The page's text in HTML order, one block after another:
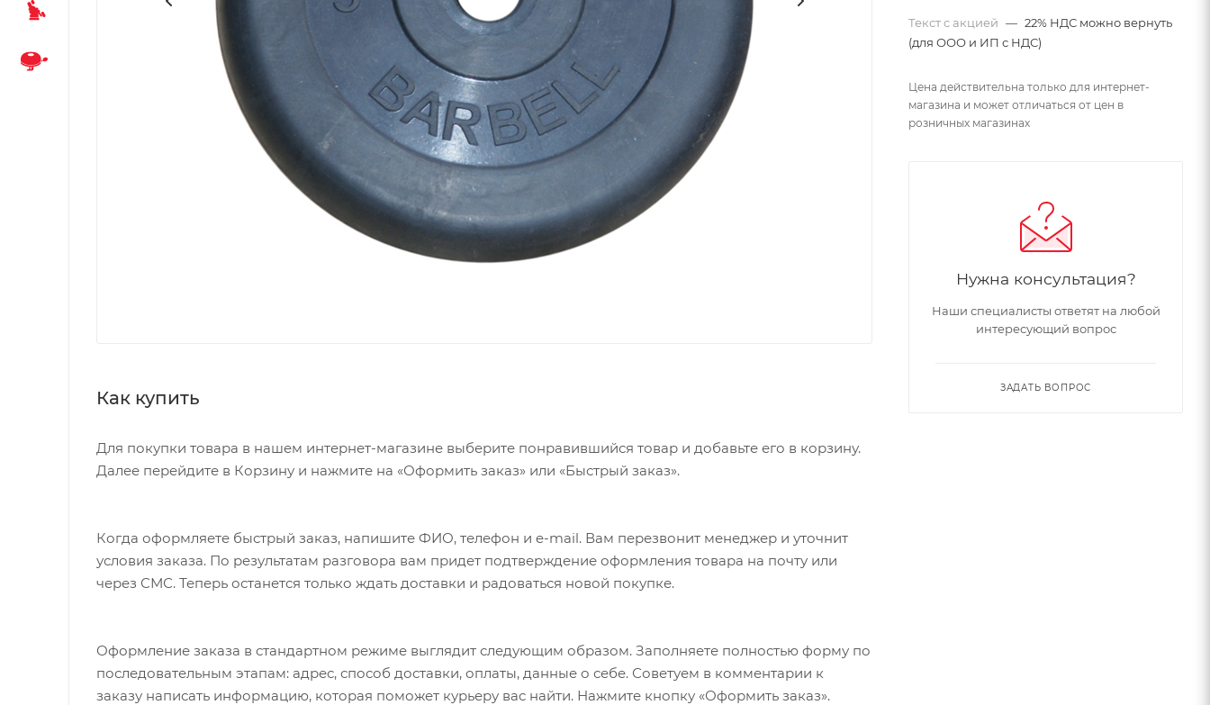
Как купить
Для покупки товара в нашем интернет-магазине выберите понравившийся товар и добавьте его в корзину.
Далее перейдите в Корзину и нажмите на «Оформить заказ» или «Быстрый заказ».
Когда оформляете быстрый заказ, напишите ФИО, телефон и e-mail. Вам перезвонит менеджер и уточнит
условия заказа. По результатам разговора вам придет подтверждение оформления товара на почту или
через СМС. Теперь останется только ждать доставки и радоваться новой покупке.
Оформление заказа в стандартном режиме выглядит следующим образом. Заполняете полностью форму по
последовательным этапам: адрес, способ доставки, оплаты, данные о себе. Советуем в комментарии к
заказу написать информацию, которая поможет курьеру вас найти. Нажмите кнопку «Оформить заказ».
Текст с акцией — 22% НДС можно вернуть
(для ООО и ИП с НДС)
Цена действительна только для интернет-
магазина и может отличаться от цен в
розничных магазинах
Нужна консультация?
Наши специалисты ответят на любой
интересующий вопрос
ЗАДАТЬ ВОПРОС